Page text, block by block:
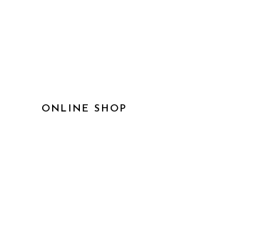
ONLINE SHOP